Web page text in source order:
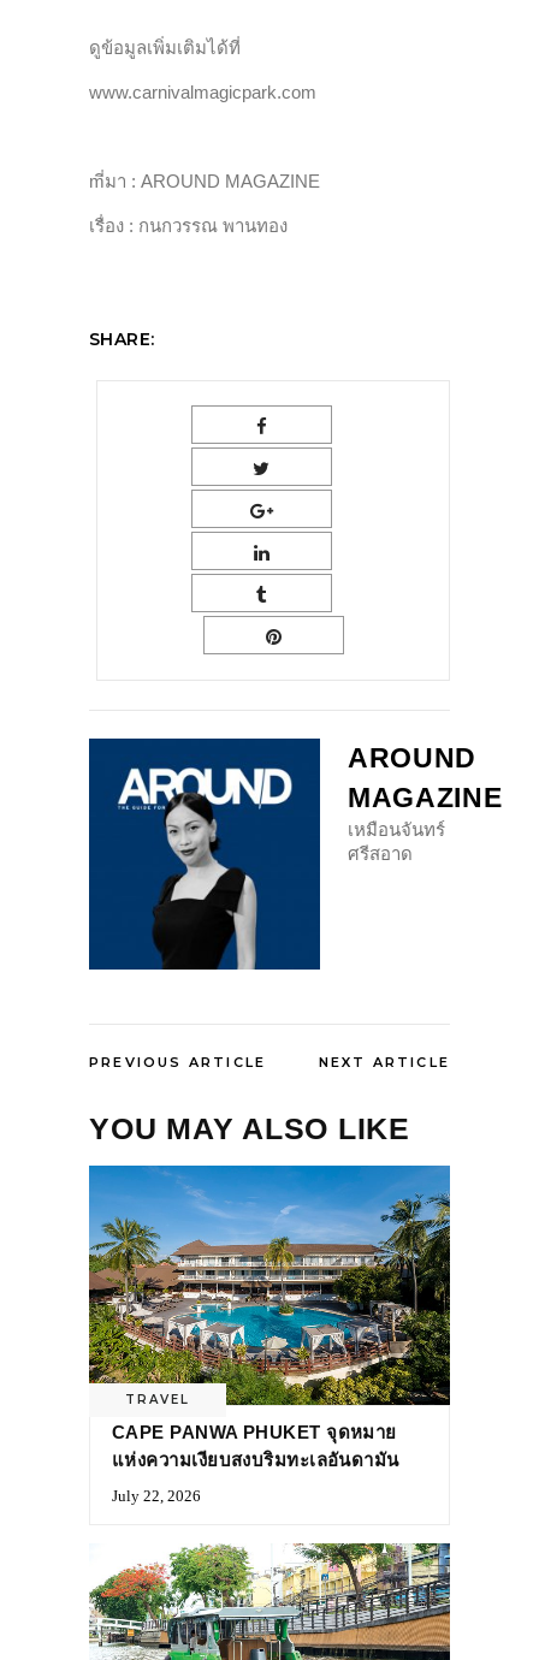
ดูข้อมูลเพิ่มเติมได้ที่
www.carnivalmagicpark.com
mี่มา : AROUND MAGAZINE
เรื่อง : กนกวรรณ พานทอง
SHARE:
AROUND
MAGAZINE
เหมือนจันทร์
ศรีสอาด
PREVIOUS ARTICLE NEXT ARTICLE
YOU MAY ALSO LIKE
TRAVEL
CAPE PANWA PHUKET จุดหมาย
แห่งความเงียบสงบริมทะเลอันดามัน
July 22, 2026